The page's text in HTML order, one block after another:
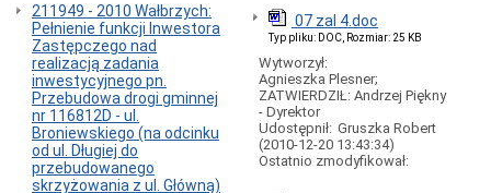
Działy
powiązane
przewozami
pasażerskimi
PARKINGI
PŁATNE
Informacje
ogólne
211949 - 2010 Wałbrzych:
Pełnienie funkcji Inwestora
Zastępczego nad
realizacją zadania
inwestycyjnego pn.
Przebudowa drogi gminnej
nr 116812D - ul.
Broniewskiego (na odcinku
od ul. Długiej do
przebudowanego
skrzyżowania z ul. Główną)
07 zal 4.doc
Typ pliku: DOC, Rozmiar: 25 KB
Wytworzył:
Agnieszka Plesner;
ZATWIERDZIŁ: Andrzej Piękny
- Dyrektor
Udostępnił: Gruszka Robert
(2010-12-20 13:43:34)
Ostatnio zmodyfikował: